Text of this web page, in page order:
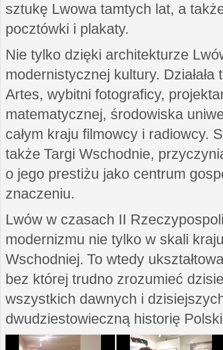
sztukę Lwowa tamtych lat, a
pocztówki i plakaty.
Nie tylko dzięki architekturze
modernistycznej kultury.
Artes, wybitni fotograficy,
matematycznej, środowiska
całym kraju filmowcy i radiowcy.
także Targi Wschodnie,
o jego prestiżu jako centrum
znaczeniu.
Lwów w czasach II
modernizmu nie tylko w skali
Wschodniej. To wtedy
bez której trudno zrozumieć
wszystkich dawnych i
dwudziestowieczną historię